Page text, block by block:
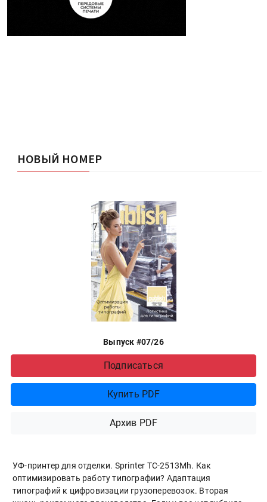
НОВЫЙ НОМЕР
Выпуск #07/26
Подписаться
Купить PDF
Архив PDF
УФ-принтер для отделки. Sprinter ТС-2513Mh. Как
оптимизировать работу типографии? Адаптация
типографий к цифровизации грузоперевозок. Вторая